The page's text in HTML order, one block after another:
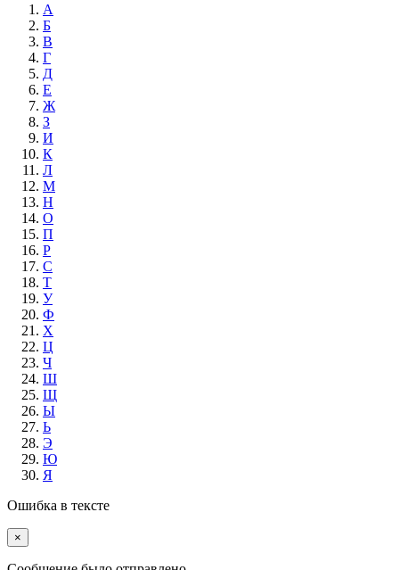
А
Б
В
Г
Д
Е
Ж
З
И
К
Л
М
Н
О
П
Р
С
Т
У
Ф
Х
Ц
Ч
Ш
Щ
Ы
Ь
Э
Ю
Я
Ошибка в тексте
×